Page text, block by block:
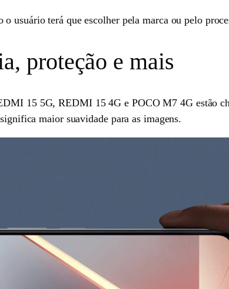
usuário terá que escolher pela marca ou pelo
proteção e mais
15 5G, REDMI 15 4G e POCO M7 4G estão
maior suavidade para as imagens.